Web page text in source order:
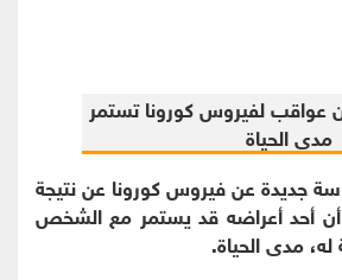
جديدة عن فيروس كورونا عن نتيجة
أحد أعراضه قد يستمر مع الشخص
مدى الحياة.